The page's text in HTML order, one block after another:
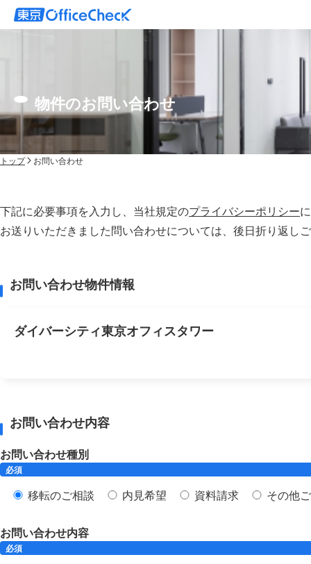
物件のお問い合わせ
トップ お問い合わせ
下記に必要事項を入力し、当社規定のプライバシーポリシー
お送りいただきました問い合わせについては、後⽇折り返し
お問い合わせ物件情報
ダイバーシティ東京オフィスタワー
お問い合わせ内容
お問い合わせ種別
必須
移転のご相談 内見希望 資料請求 その他
お問い合わせ内容
必須